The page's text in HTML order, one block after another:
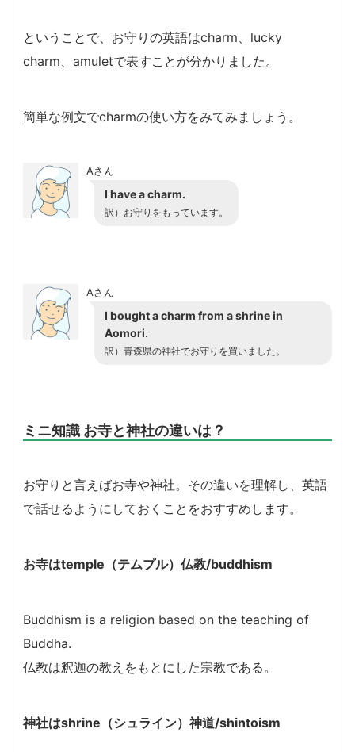
ということで、お守りの英語はcharm、lucky
charm、amuletで表すことが分かりました。
簡単な例文でcharmの使い方をみてみましょう。
Aさん
I have a charm.
訳）お守りをもっています。
Aさん
I bought a charm from a shrine in
Aomori.
訳）青森県の神社でお守りを買いました。
ミニ知識 お寺と神社の違いは？
お守りと言えばお寺や神社。その違いを理解し、英語
で話せるようにしておくことをおすすめします。
お寺はtemple（テムプル）仏教/buddhism
Buddhism is a religion based on the teaching of
Buddha.
仏教は釈迦の教えをもとにした宗教である。
神社はshrine（シュライン）神道/shintoism